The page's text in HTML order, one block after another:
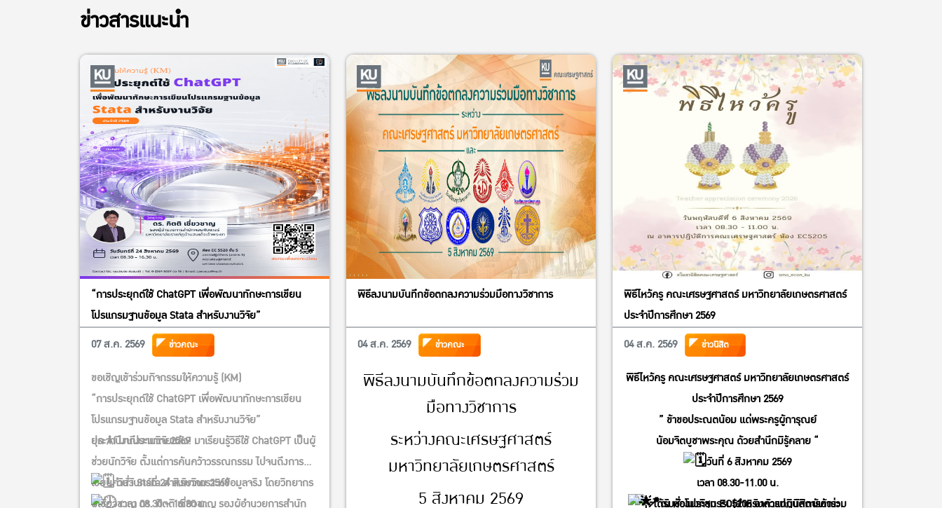
ข่าวสารแนะนำ
“การประยุกต์ใช้ ChatGPT เพื่อพัฒนาทักษะการเขียน
โปรแกรมฐานข้อมูล Stata สำหรับงานวิจัย”
07 ส.ค. 2569
ข่าวคณะ
ขอเชิญเข้าร่วมกิจกรรมให้ความรู้ (KM)
“การประยุกต์ใช้ ChatGPT เพื่อพัฒนาทักษะการเขียน
โปรแกรมฐานข้อมูล Stata สำหรับงานวิจัย”
ประจำปีงบประมาณ 2569
ยุค AI มาถึงงานวิจัยแล้ว! มาเรียนรู้วิธีใช้ ChatGPT เป็นผู้
ช่วยนักวิจัย ตั้งแต่การค้นคว้าวรรณกรรม ไปจนถึงการ
เขียนคำสั่ง Stata สำหรับวิเคราะห์ข้อมูลจริง โดยวิทยากร
ผู้เชี่ยวชาญ ดร. กิตติ เชี่ยวชาญ รองผู้อำนวยการสำนัก
วันจันทร์ที่ 24 สิงหาคม 2569
เวลา 08.30 – 16.30 น.
พิธีลงนามบันทึกข้อตกลงความร่วมมือทางวิชาการ
04 ส.ค. 2569 ข่าวคณะ
พิธีลงนามบันทึกข้อตกลงความร่วม
มือทางวิชาการ
ระหว่างคณะเศรษฐศาสตร์
มหาวิทยาลัยเกษตรศาสตร์
5 สิงหาคม 2569
พิธีไหว้ครู คณะเศรษฐศาสตร์ มหาวิทยาลัยเกษตรศาสตร์
ประจำปีการศึกษา 2569
04 ส.ค. 2569
ข่าวนิสิต
พิธีไหว้ครู คณะเศรษฐศาสตร์ มหาวิทยาลัยเกษตรศาสตร์
ประจำปีการศึกษา 2569
” ข้าขอประณตน้อม แด่พระครูผู้การุณย์
น้อมจิตบูชาพระคุณ ด้วยสำนึกมิรู้คลาย “
วันที่ 6 สิงหาคม 2569
เวลา 08.30-11.00 น.
ณ ห้องประชุม EC5205 อาคารปฏิบัติการคณะ
ได้รับชั่วโมงกิจกรรม(สำหรับตัวแทนนิสิตผู้เข้าร่วม